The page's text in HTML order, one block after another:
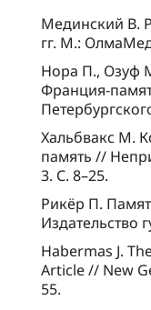
Мединский В.
гг. М.:
Нора П., Озуф
Франция-
Хальбвакс М.
память //
3. С. 8–25.
Рикёр П.
Издательство
Habermas J.
Article // New
55.